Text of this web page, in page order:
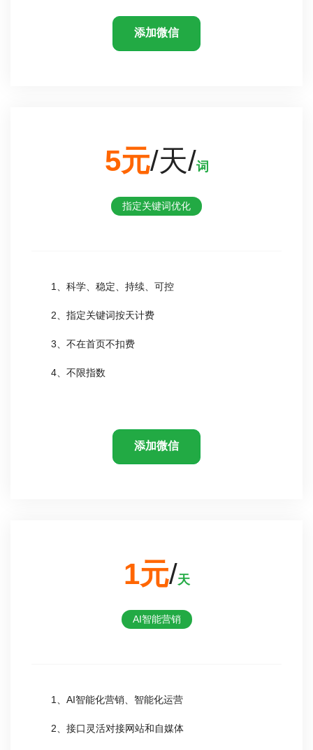
添加微信
5元/天/词
指定关键词优化
1、科学、稳定、持续、可控
2、指定关键词按天计费
3、不在首页不扣费
4、不限指数
添加微信
1元/天
AI智能营销
1、AI智能化营销、智能化运营
2、接口灵活对接网站和自媒体